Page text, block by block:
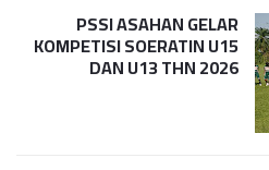
PSSI ASAHAN GELAR
KOMPETISI SOERATIN U15
DAN U13 THN 2026